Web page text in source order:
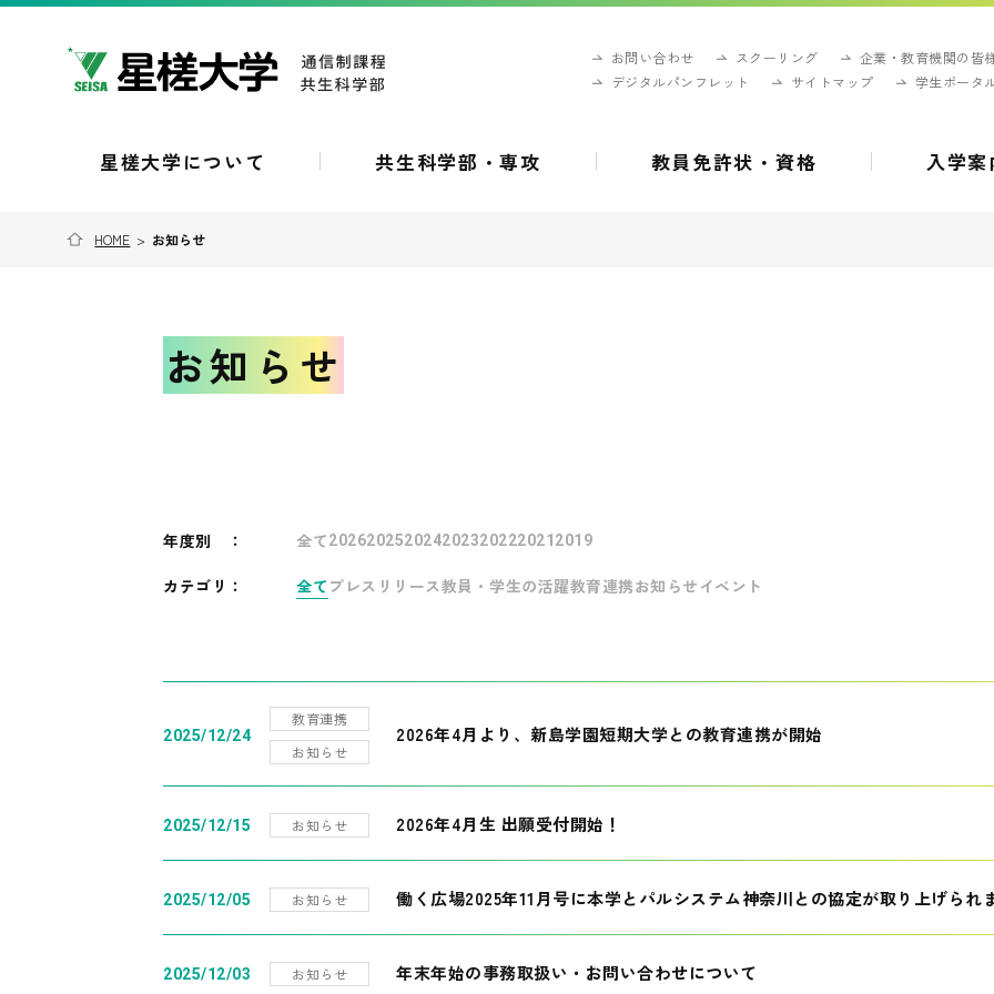
お問い合わせ スクーリング
企業・教育機関の皆
デジタルパンフレット
サイトマップ 学生ポータ
星槎大学について 共生科学部・専攻 教員免許状・資格 入学案
HOME > お知らせ
お知らせ
年度別 ： 全て202620252024202320222021 2019
カテゴリ： 全て プレスリリース教員・学生の活躍教育連携お知らせ イベント
2025/12/24
教育連携
お知らせ
2026年4月より、新島学園短期大学との教育連携が開始
2025/12/15 お知らせ 2026年4月生 出願受付開始！
2025/12/05 お知らせ 働く広場2025年11月号に本学とパルシステム神奈川との協定が取り上げられ
2025/12/03 お知らせ 年末年始の事務取扱い・お問い合わせについて